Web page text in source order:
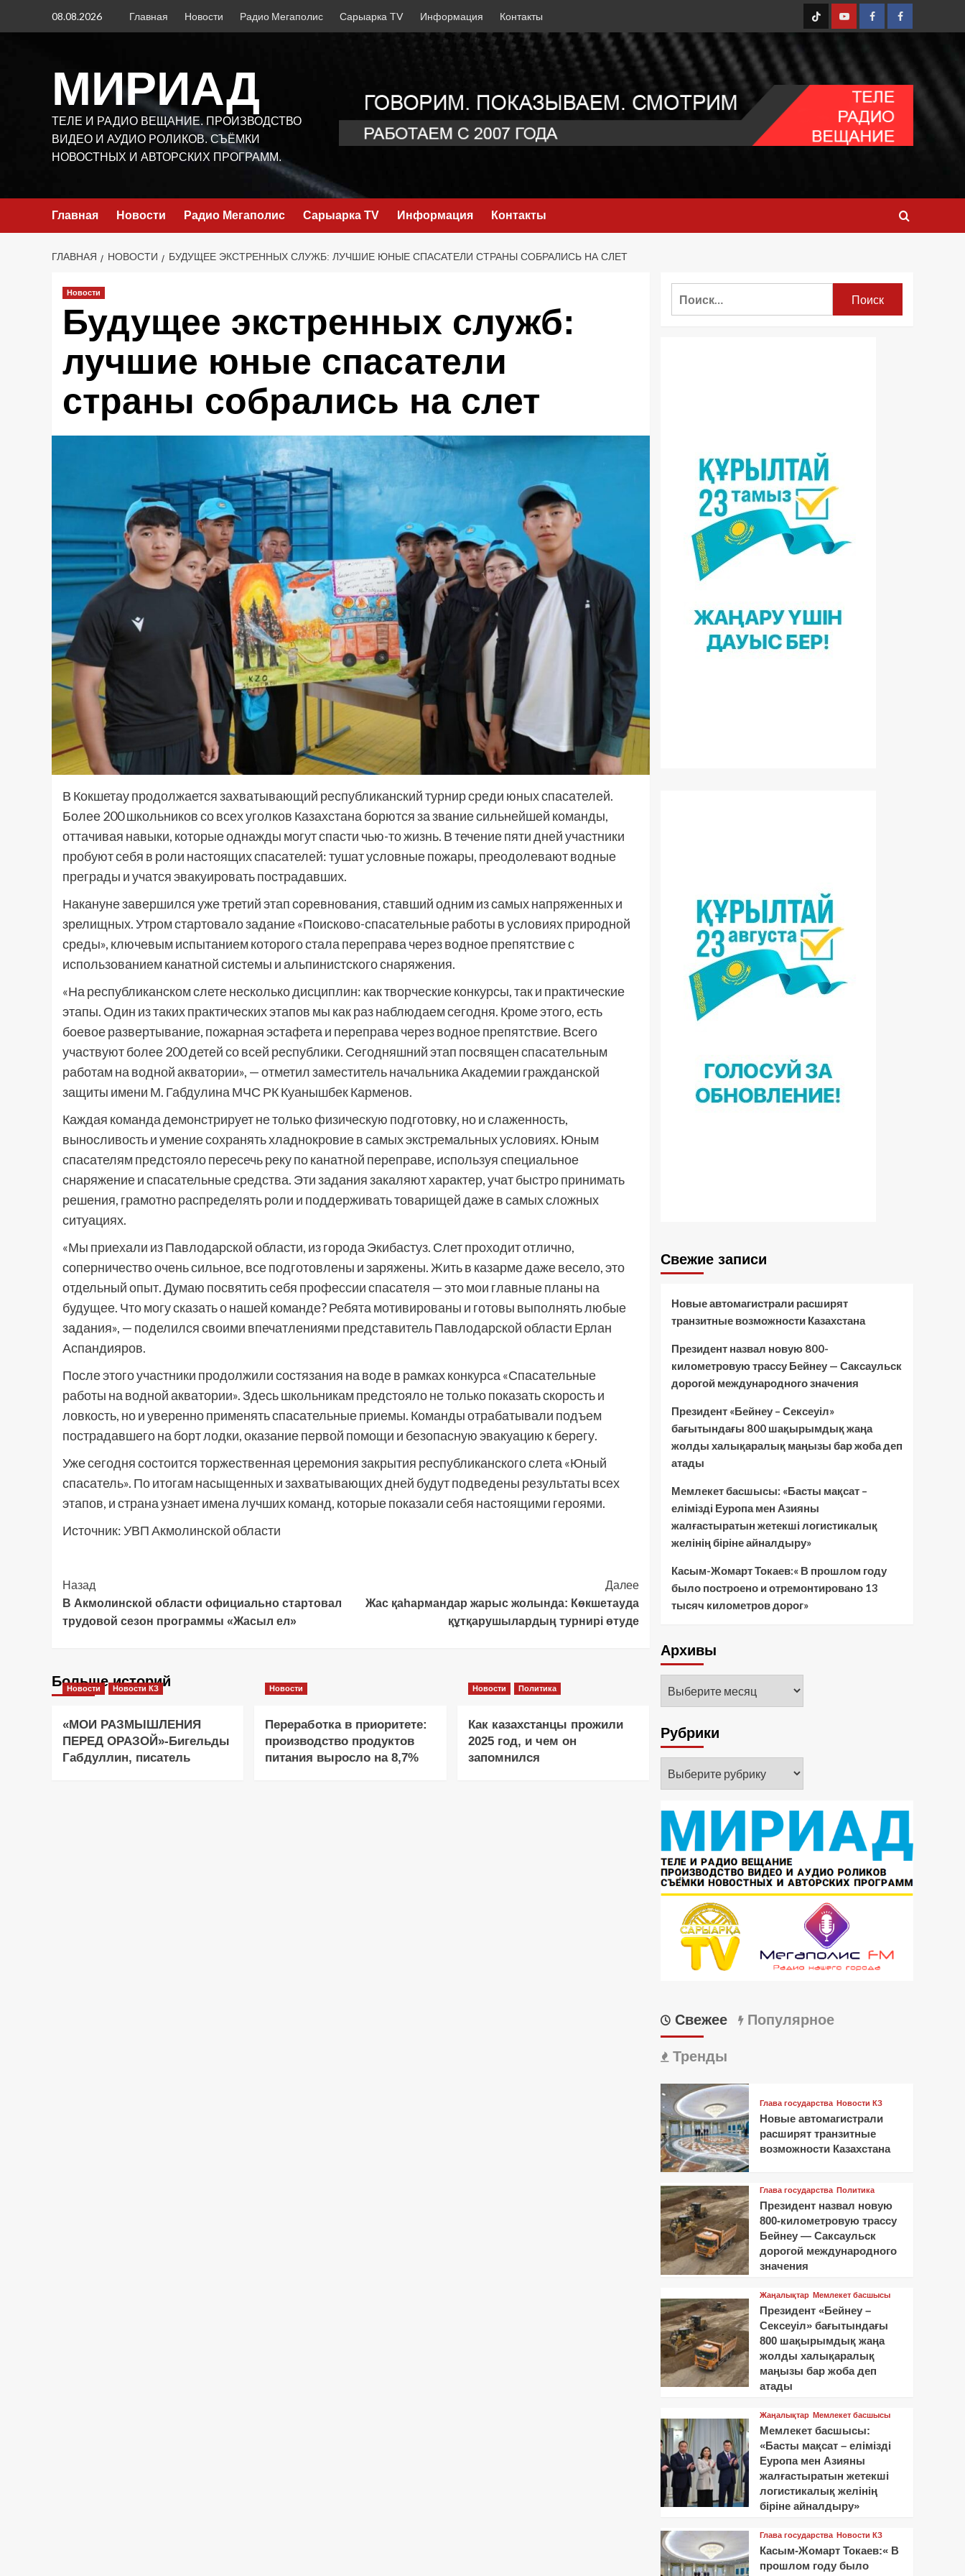
08.08.2026 Главная Новости Радио Мегаполис Сарыарка TV Информация Контакты
TT YoutubeFB1 FB2
МИРИАД
ТЕЛЕ И РАДИО ВЕЩАНИЕ. ПРОИЗВОДСТВО
ВИДЕО И АУДИО РОЛИКОВ. СЪЁМКИ
НОВОСТНЫХ И АВТОРСКИХ ПРОГРАММ.
Главная Новости Радио Мегаполис Сарыарка TV Информация Контакты
ГЛАВНАЯ НОВОСТИ БУДУЩЕЕ ЭКСТРЕННЫХ СЛУЖБ: ЛУЧШИЕ ЮНЫЕ СПАСАТЕЛИ СТРАНЫ СОБРАЛИСЬ НА СЛЕТ
Новости
Будущее экстренных служб:
лучшие юные спасатели
страны собрались на слет
В Кокшетау продолжается захватывающий республиканский турнир среди юных спасателей.
Более 200 школьников со всех уголков Казахстана борются за звание сильнейшей команды,
оттачивая навыки, которые однажды могут спасти чью-то жизнь. В течение пяти дней участники
пробуют себя в роли настоящих спасателей: тушат условные пожары, преодолевают водные
преграды и учатся эвакуировать пострадавших.
Накануне завершился уже третий этап соревнования, ставший одним из самых напряженных и
зрелищных. Утром стартовало задание «Поисково-спасательные работы в условиях природной
среды», ключевым испытанием которого стала переправа через водное препятствие с
использованием канатной системы и альпинистского снаряжения.
«На республиканском слете несколько дисциплин: как творческие конкурсы, так и практические
этапы. Один из таких практических этапов мы как раз наблюдаем сегодня. Кроме этого, есть
боевое развертывание, пожарная эстафета и переправа через водное препятствие. Всего
участвуют более 200 детей со всей республики. Сегодняшний этап посвящен спасательным
работам на водной акватории», — отметил заместитель начальника Академии гражданской
защиты имени М. Габдулина МЧС РК Куанышбек Карменов.
Каждая команда демонстрирует не только физическую подготовку, но и слаженность,
выносливость и умение сохранять хладнокровие в самых экстремальных условиях. Юным
спасателям предстояло пересечь реку по канатной переправе, используя специальное
снаряжение и спасательные средства. Эти задания закаляют характер, учат быстро принимать
решения, грамотно распределять роли и поддерживать товарищей даже в самых сложных
ситуациях.
«Мы приехали из Павлодарской области, из города Экибастуз. Слет проходит отлично,
соперничество очень сильное, все подготовлены и заряжены. Жить в казарме даже весело, это
отдельный опыт. Думаю посвятить себя профессии спасателя — это мои главные планы на
будущее. Что могу сказать о нашей команде? Ребята мотивированы и готовы выполнять любые
задания», — поделился своими впечатлениями представитель Павлодарской области Ерлан
Аспандияров.
После этого участники продолжили состязания на воде в рамках конкурса «Спасательные
работы на водной акватории». Здесь школьникам предстояло не только показать скорость и
ловкость, но и уверенно применять спасательные приемы. Команды отрабатывали подъем
пострадавшего на борт лодки, оказание первой помощи и безопасную эвакуацию к берегу.
Уже сегодня состоится торжественная церемония закрытия республиканского слета «Юный
спасатель». По итогам насыщенных и захватывающих дней будут подведены результаты всех
этапов, и страна узнает имена лучших команд, которые показали себя настоящими героями.
Источник: УВП Акмолинской области
Post
Navigation
Назад
В Акмолинской области официально стартовал
трудовой сезон программы «Жасыл ел»
Далее
Жас қаһармандар жарыс жолында: Көкшетауда
құтқарушылардың турнирі өтуде
Больше историй
Новости Новости КЗ
«МОИ РАЗМЫШЛЕНИЯ
ПЕРЕД ОРАЗОЙ»-Бигельды
Габдуллин, писатель
Новости
Переработка в приоритете:
производство продуктов
питания выросло на 8,7%
Новости Политика
Как казахстанцы прожили
2025 год, и чем он
запомнился
Свежие записи
Новые автомагистрали расширят
транзитные возможности Казахстана
Президент назвал новую 800-
километровую трассу Бейнеу — Саксаульск
дорогой международного значения
Президент «Бейнеу – Сексеуіл»
бағытындағы 800 шақырымдық жаңа
жолды халықаралық маңызы бар жоба деп
атады
Мемлекет басшысы: «Басты мақсат –
елімізді Еуропа мен Азияны
жалғастыратын жетекші логистикалық
желінің біріне айналдыру»
Касым-Жомарт Токаев:« В прошлом году
было построено и отремонтировано 13
тысяч километров дорог»
Архивы
Рубрики
Свежее Популярное
Тренды
Глава государства Новости КЗ
Новые автомагистрали
расширят транзитные
возможности Казахстана
Глава государства Политика
Президент назвал новую
800-километровую трассу
Бейнеу — Саксаульск
дорогой международного
значения
Жаңалықтар Мемлекет басшысы
Президент «Бейнеу –
Сексеуіл» бағытындағы
800 шақырымдық жаңа
жолды халықаралық
маңызы бар жоба деп
атады
Жаңалықтар Мемлекет басшысы
Мемлекет басшысы:
«Басты мақсат – елімізді
Еуропа мен Азияны
жалғастыратын жетекші
логистикалық желінің
біріне айналдыру»
Глава государства Новости КЗ
Касым-Жомарт Токаев:« В
прошлом году было